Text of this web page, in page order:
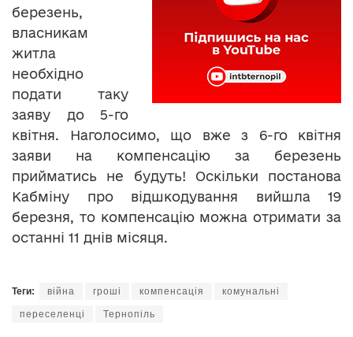
березень,
власникам
житла
необхідно
подати таку
заяву до 5-го
квітня. Наголосимо, що вже з 6-го квітня
заяви на компенсацію за березень
прийматись не будуть! Оскільки постанова
Кабміну про відшкодування вийшла 19
березня, то компенсацію можна отримати за
останні 11 днів місяця.
Теги: війна гроші компенсація комунальні
переселенці Тернопіль